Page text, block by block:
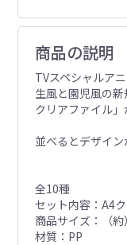
商品の説明
TVスペシャルア
生風と園児風の
クリアファイル」
並べるとデザイン
全10種
セット内容：A4
商品サイズ：（
材質：PP